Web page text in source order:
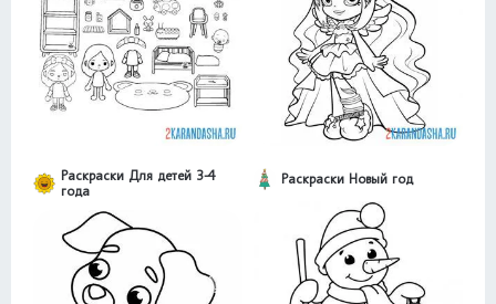
Раскраски Для детей 3-4
года
Раскраски Новый год